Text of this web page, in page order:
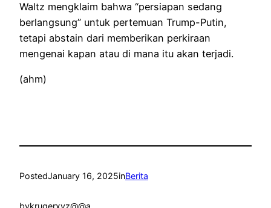
Waltz mengklaim bahwa “persiapan sedang
berlangsung” untuk pertemuan Trump-Putin,
tetapi abstain dari memberikan perkiraan
mengenai kapan atau di mana itu akan terjadi.
(ahm)
PostedJanuary 16, 2025inBerita